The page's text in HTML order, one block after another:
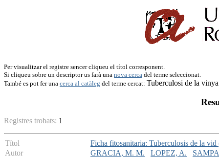
Per visualitzar el registre sencer cliqueu el títol corresponent.
Si cliqueu sobre un descriptor us farà una nova cerca del terme seleccionat.
També es pot fer una cerca al catàleg del terme cercat: Tuberculosi de la vinya
Registres trobats: 1
Títol
Ficha fitosanitaria: Tuberculosis de la
Autor
GRACIA, M. M. LOPEZ, A.